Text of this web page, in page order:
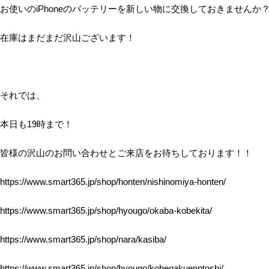
お使いのiPhoneのバッテリーを新しい物に交換しておきませんか
在庫はまだまだ沢山ございます！
それでは、
本日も19時まで！
皆様の沢山のお問い合わせとご来店をお待ちしております！！
https://www.smart365.jp/shop/honten/nishinomiya-honten/
https://www.smart365.jp/shop/hyougo/okaba-kobekita/
https://www.smart365.jp/shop/nara/kasiba/